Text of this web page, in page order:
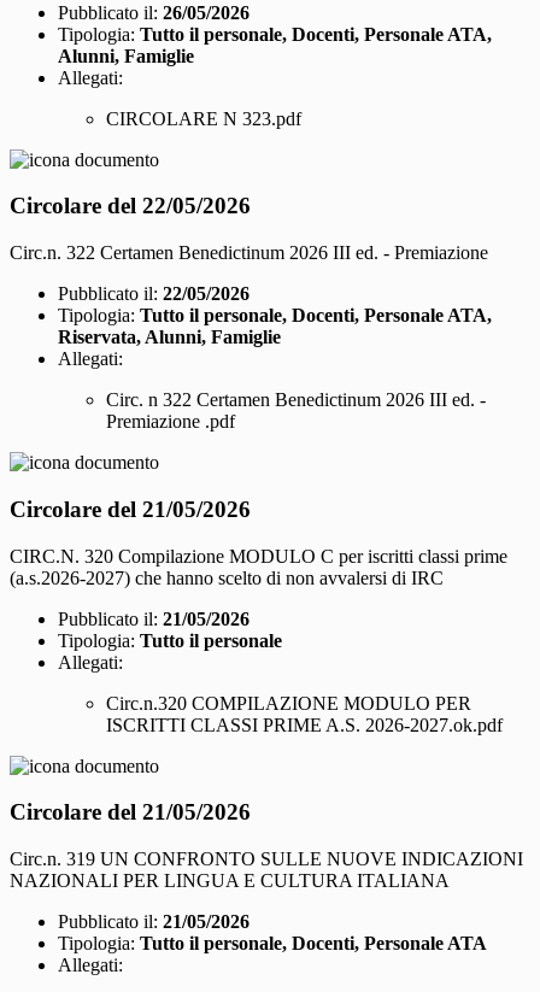
Pubblicato il: 26/05/2026
Tipologia: Tutto il personale, Docenti, Personale ATA,
Alunni, Famiglie
Allegati:
CIRCOLARE N 323.pdf
Circolare del 22/05/2026
Circ.n. 322 Certamen Benedictinum 2026 III ed. - Premiazione
Pubblicato il: 22/05/2026
Tipologia: Tutto il personale, Docenti, Personale ATA,
Riservata, Alunni, Famiglie
Allegati:
Circ. n 322 Certamen Benedictinum 2026 III ed. -
Premiazione .pdf
Circolare del 21/05/2026
CIRC.N. 320 Compilazione MODULO C per iscritti classi prime
(a.s.2026-2027) che hanno scelto di non avvalersi di IRC
Pubblicato il: 21/05/2026
Tipologia: Tutto il personale
Allegati:
Circ.n.320 COMPILAZIONE MODULO PER
ISCRITTI CLASSI PRIME A.S. 2026-2027.ok.pdf
Circolare del 21/05/2026
Circ.n. 319 UN CONFRONTO SULLE NUOVE INDICAZIONI
NAZIONALI PER LINGUA E CULTURA ITALIANA
Pubblicato il: 21/05/2026
Tipologia: Tutto il personale, Docenti, Personale ATA
Allegati: